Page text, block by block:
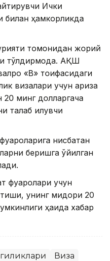
Ички
билан ҳамкорликда
томонидан жорий
тўлдирмоқда. АҚШ
«B» тоифасидаги
визалари учун ариза
минг долларгача
талаб қилувчи
нисбатан
беришга қўйилган
фуқаролари учун
унинг миқдори 20
ҳақида хабар
Виза